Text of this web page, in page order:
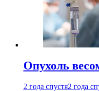
Опухоль
2 года спустя2 года